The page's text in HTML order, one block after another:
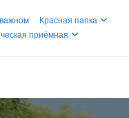
Красная папка
приёмная